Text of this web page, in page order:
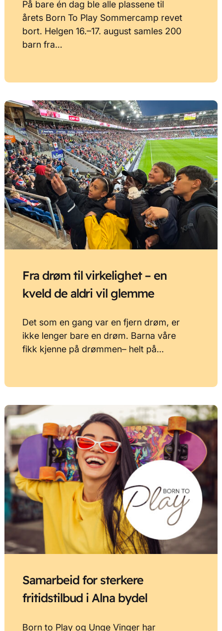
På bare én dag ble alle plassene til
årets Born To Play Sommercamp revet
bort. Helgen 16.–17. august samles 200
barn fra…
Fra drøm til virkelighet – en
kveld de aldri vil glemme
Det som en gang var en fjern drøm, er
ikke lenger bare en drøm. Barna våre
fikk kjenne på drømmen– helt på…
Samarbeid for sterkere
fritidstilbud i Alna bydel
Born to Play og Unge Vinger har